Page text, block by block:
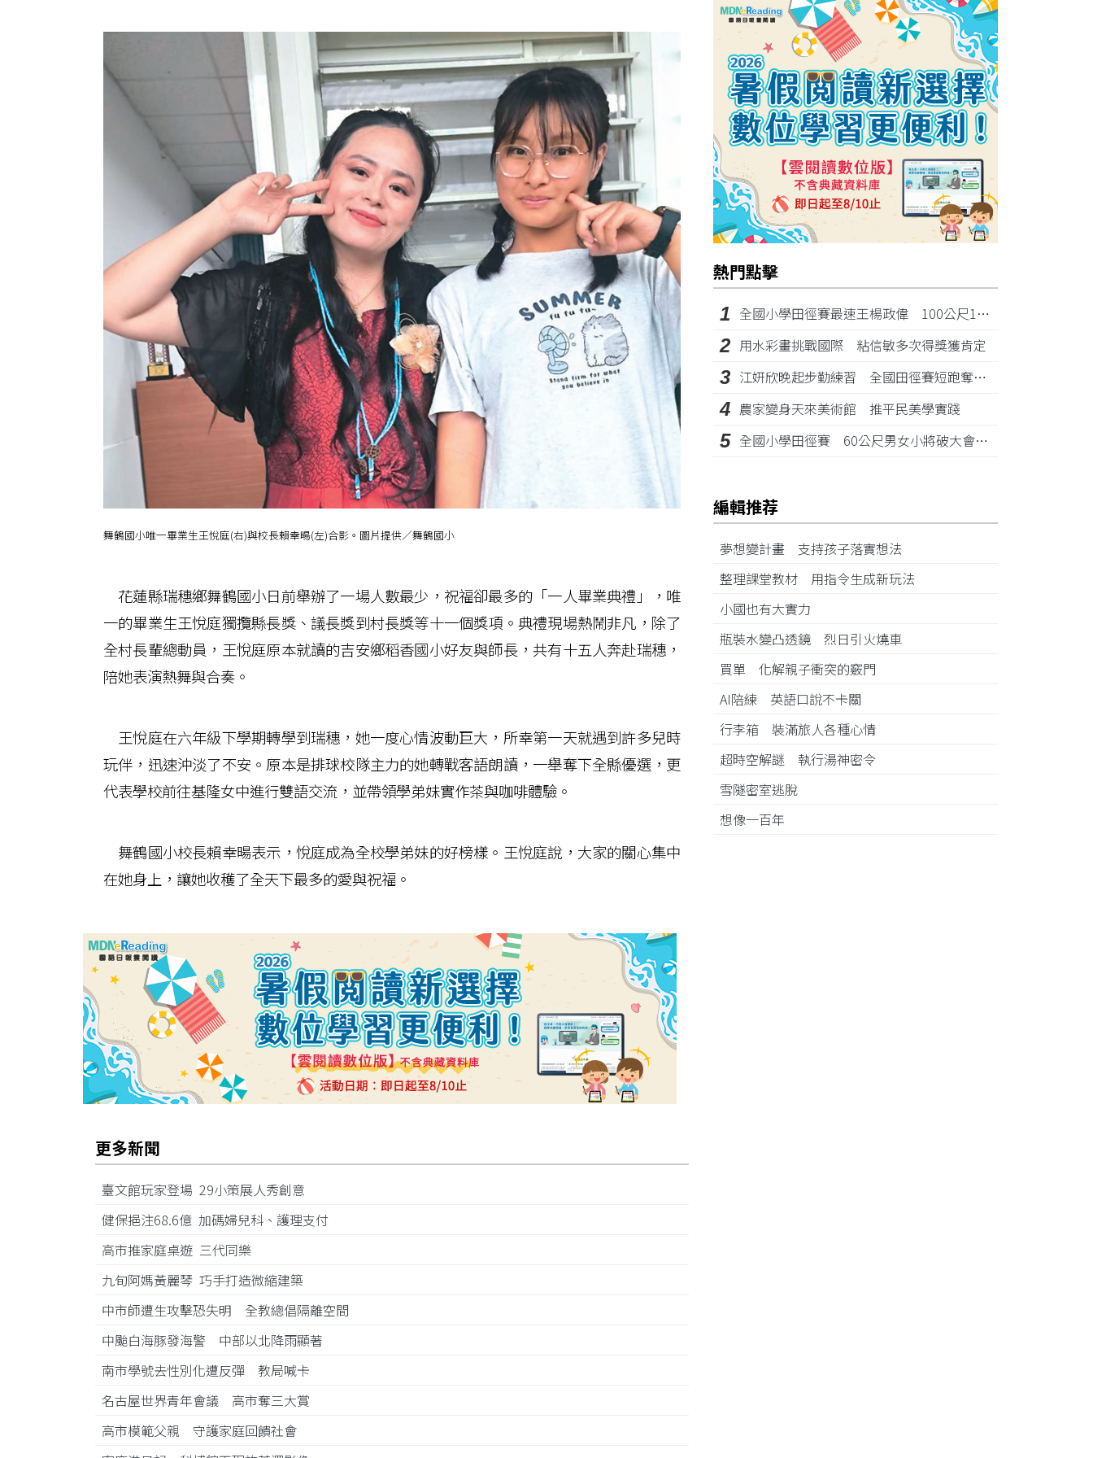
舞鶴國小唯一畢業生王悅庭(右)與校長賴幸暘(左)合影。圖片提供／舞鶴國小
花蓮縣瑞穗鄉舞鶴國小日前舉辦了一場人數最少，祝福卻最多的「一人畢業典禮」，唯
一的畢業生王悅庭獨攬縣長獎、議長獎到村長獎等十一個獎項。典禮現場熱鬧非凡，除了
全村長輩總動員，王悅庭原本就讀的吉安鄉稻香國小好友與師長，共有十五人奔赴瑞穗，
陪她表演熱舞與合奏。
王悅庭在六年級下學期轉學到瑞穗，她一度心情波動巨大，所幸第一天就遇到許多兒時
玩伴，迅速沖淡了不安。原本是排球校隊主力的她轉戰客語朗讀，一舉奪下全縣優選，更
代表學校前往基隆女中進行雙語交流，並帶領學弟妹實作茶與咖啡體驗。
舞鶴國小校長賴幸暘表示，悅庭成為全校學弟妹的好榜樣。王悅庭說，大家的關心集中
在她身上，讓她收穫了全天下最多的愛與祝福。
更多新聞
臺文館玩家登場 29小策展人秀創意
健保挹注68.6億 加碼婦兒科、護理支付
高市推家庭桌遊 三代同樂
九旬阿媽黃麗琴 巧手打造微縮建築
中市師遭生攻擊恐失明 全教總倡隔離空間
中颱白海豚發海警 中部以北降雨顯著
南市學號去性別化遭反彈 教局喊卡
名古屋世界青年會議 高市奪三大賞
高市模範父親 守護家庭回饋社會
熱門點擊
1 全國小學田徑賽最速王楊政偉 100公尺11秒87奪金
2 用水彩畫挑戰國際 粘信敏多次得獎獲肯定
3 江姸欣晚起步勤練習 全國田徑賽短跑奪金摘銅
4 農家變身天來美術館 推平民美學實踐
5 全國小學田徑賽 60公尺男女小將破大會紀錄
編輯推荐
夢想變計畫 支持孩子落實想法
整理課堂教材 用指令生成新玩法
小國也有大實力
瓶裝水變凸透鏡 烈日引火燒車
買單 化解親子衝突的竅門
AI陪練 英語口說不卡關
行李箱 裝滿旅人各種心情
超時空解謎 執行湯神密令
雪隧密室逃脫
想像一百年